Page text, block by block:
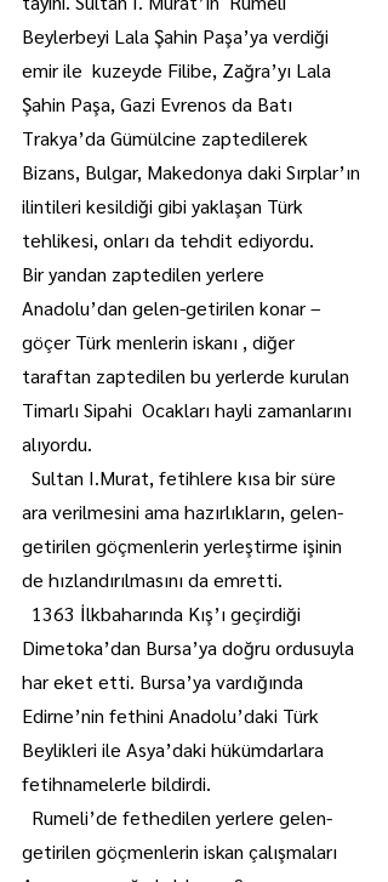
Beylerbeyi Lala Şahin Paşa’ya verdiği
emir ile  kuzeyde Filibe, Zağra’yı Lala
Şahin Paşa, Gazi Evrenos da Batı
Trakya’da Gümülcine zaptedilerek
Bizans, Bulgar, Makedonya daki Sırplar’ın
ilintileri kesildiği gibi yaklaşan Türk
tehlikesi, onları da tehdit ediyordu.
Bir yandan zaptedilen yerlere
Anadolu’dan gelen-getirilen konar –
göçer Türk menlerin iskanı , diğer
taraftan zaptedilen bu yerlerde kurulan
Timarlı Sipahi  Ocakları hayli zamanlarını
alıyordu.
Sultan I.Murat, fetihlere kısa bir süre
ara verilmesini ama hazırlıkların, gelen-
getirilen göçmenlerin yerleştirme işinin
de hızlandırılmasını da emretti.
1363 İlkbaharında Kış’ı geçirdiği
Dimetoka’dan Bursa’ya doğru ordusuyla
har eket etti. Bursa’ya vardığında
Edirne’nin fethini Anadolu’daki Türk
Beylikleri ile Asya’daki hükümdarlara
fetihnamelerle bildirdi.
Rumeli’de fethedilen yerlere gelen-
getirilen göçmenlerin iskan çalışmaları